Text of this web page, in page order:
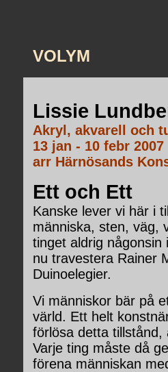
VOLYM
Lissie
Akryl, akvarell och
13 jan - 10 febr 2007
arr Härnösands
Ett och Ett
Kanske lever vi här i
människa, sten, väg,
tinget aldrig
nu travestera Rainer
Duinoelegier.
Vi människor bär på
värld. Ett helt
förlösa detta
Varje ting måste då
förena människan